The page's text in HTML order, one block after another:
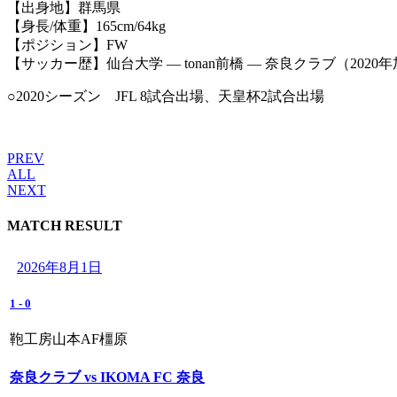
【出身地】群馬県
【身長/体重】165cm/64kg
【ポジション】FW
【サッカー歴】仙台大学 ― tonan前橋 ― 奈良クラブ（2020年
○2020シーズン JFL 8試合出場、天皇杯2試合出場
PREV
ALL
NEXT
MATCH RESULT
2026年8月1日
1 - 0
鞄工房山本AF橿原
奈良クラブ vs IKOMA FC 奈良